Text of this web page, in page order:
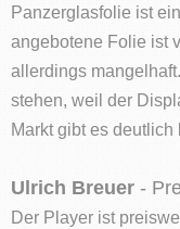
Panzerglasfolie ist
angebotene Folie ist
allerdings
stehen, weil der
Markt gibt es
Ulrich Breuer -
Der Player ist